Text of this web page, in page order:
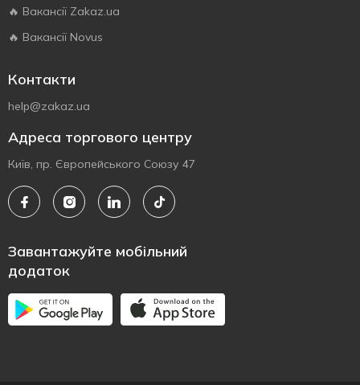
🔥 Вакансії Zakaz.ua
🔥 Вакансії Novus
Контакти
help@zakaz.ua
Адреса торгового центру
Київ, пр. Європейського Союзу 47
Завантажуйте мобільний
додаток